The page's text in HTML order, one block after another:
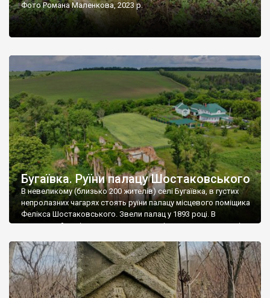
Фото Романа Маленкова, 2023 р.
Бугаївка. Руїни палацу Шостаковського
В невеликому (близько 200 жителів) селі Бугаївка, в густих
непролазних чагарях стоять руїни палацу місцевого поміщика
Фелікса Шостаковського. Звели палац у 1893 році. В
радянський період у ньому спочатку містилася школа, потім
століття тут розмістили туберкульозну лікарню. Коли із
палацу виїхала лікарня – ми точно не […]